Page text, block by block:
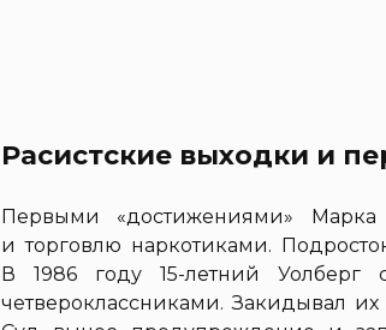
Расистские выходки и
Первыми «достижениями» Марка
и торговлю наркотиками.
В 1986 году 15-летний Уолберг
четвероклассниками. Закидывал